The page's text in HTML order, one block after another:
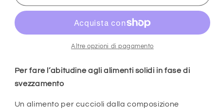
Altre opzioni di pagamento
Per fare l’abitudine agli alimenti solidi in fase di
svezzamento
Un alimento per cuccioli dalla composizione